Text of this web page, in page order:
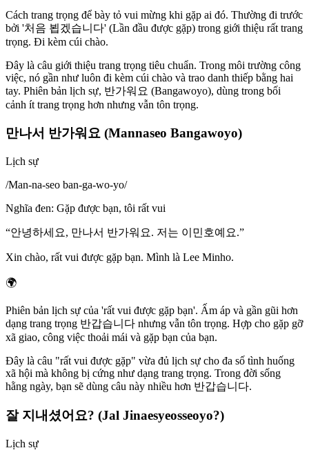
Cách trang trọng để bày tỏ vui mừng khi gặp ai đó. Thường đi trước
bởi '처음 뵙겠습니다' (Lần đầu được gặp) trong giới thiệu rất trang
trọng. Đi kèm cúi chào.
Đây là câu giới thiệu trang trọng tiêu chuẩn. Trong môi trường công
việc, nó gần như luôn đi kèm cúi chào và trao danh thiếp bằng hai
tay. Phiên bản lịch sự, 반가워요 (Bangawoyo), dùng trong bối
cảnh ít trang trọng hơn nhưng vẫn tôn trọng.
만나서 반가워요 (Mannaseo Bangawoyo)
Lịch sự
/Man-na-seo ban-ga-wo-yo/
Nghĩa đen: Gặp được bạn, tôi rất vui
“안녕하세요, 만나서 반가워요. 저는 이민호예요.”
Xin chào, rất vui được gặp bạn. Mình là Lee Minho.
🌍
Phiên bản lịch sự của 'rất vui được gặp bạn'. Ấm áp và gần gũi hơn
dạng trang trọng 반갑습니다 nhưng vẫn tôn trọng. Hợp cho gặp gỡ
xã giao, công việc thoải mái và gặp bạn của bạn.
Đây là câu "rất vui được gặp" vừa đủ lịch sự cho đa số tình huống
xã hội mà không bị cứng như dạng trang trọng. Trong đời sống
hằng ngày, bạn sẽ dùng câu này nhiều hơn 반갑습니다.
잘 지내셨어요? (Jal Jinaesyeosseoyo?)
Lịch sự